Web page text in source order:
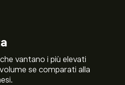
vantano i più elevati
se comparati alla